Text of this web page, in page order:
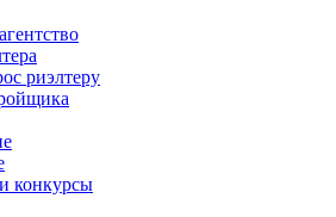
риэлтеру
конкурсы